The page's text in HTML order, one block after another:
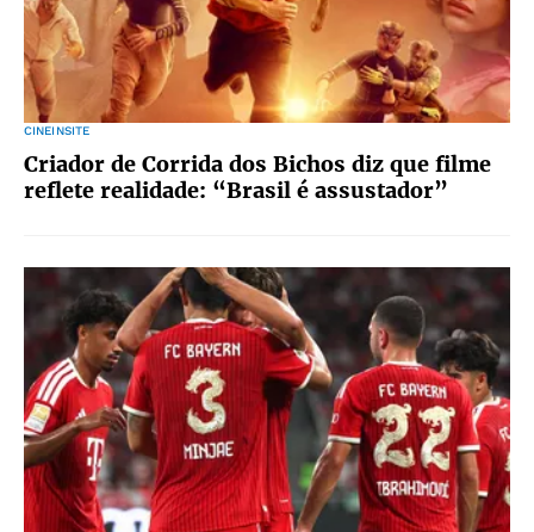
CINEINSITE
Criador de Corrida dos Bichos diz que filme
reflete realidade: “Brasil é assustador”